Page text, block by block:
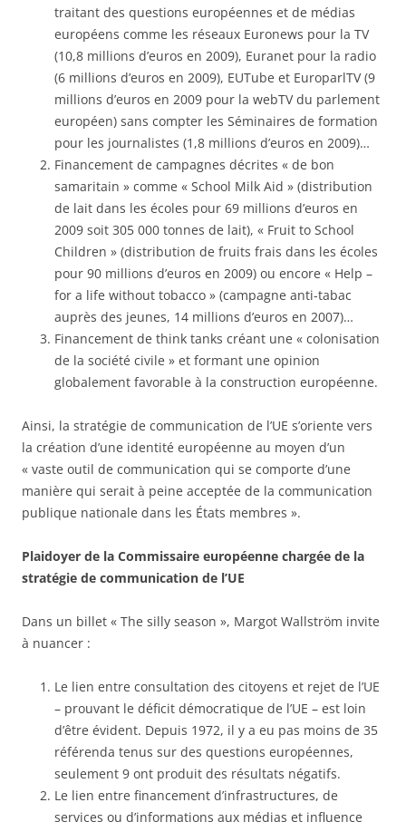
traitant des questions européennes et de médias
européens comme les réseaux Euronews pour la TV
(10,8 millions d’euros en 2009), Euranet pour la radio
(6 millions d’euros en 2009), EUTube et EuroparlTV (9
millions d’euros en 2009 pour la webTV du parlement
européen) sans compter les Séminaires de formation
pour les journalistes (1,8 millions d’euros en 2009)…
Financement de campagnes décrites « de bon
samaritain » comme « School Milk Aid » (distribution
de lait dans les écoles pour 69 millions d’euros en
2009 soit 305 000 tonnes de lait), « Fruit to School
Children » (distribution de fruits frais dans les écoles
pour 90 millions d’euros en 2009) ou encore « Help –
for a life without tobacco » (campagne anti-tabac
auprès des jeunes, 14 millions d’euros en 2007)…
Financement de think tanks créant une « colonisation
de la société civile » et formant une opinion
globalement favorable à la construction européenne.
Ainsi, la stratégie de communication de l’UE s’oriente vers
la création d’une identité européenne au moyen d’un
« vaste outil de communication qui se comporte d’une
manière qui serait à peine acceptée de la communication
publique nationale dans les États membres ».
Plaidoyer de la Commissaire européenne chargée de la
stratégie de communication de l’UE
Dans un billet « The silly season », Margot Wallström invite
à nuancer :
Le lien entre consultation des citoyens et rejet de l’UE
– prouvant le déficit démocratique de l’UE – est loin
d’être évident. Depuis 1972, il y a eu pas moins de 35
référenda tenus sur des questions européennes,
seulement 9 ont produit des résultats négatifs.
Le lien entre financement d’infrastructures, de
services ou d’informations aux médias et influence